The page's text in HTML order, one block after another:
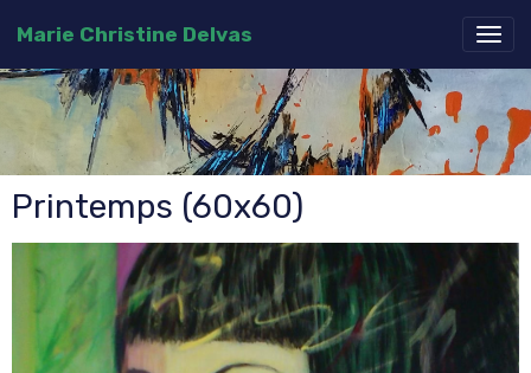
Marie Christine Delvas
Printemps (60x60)